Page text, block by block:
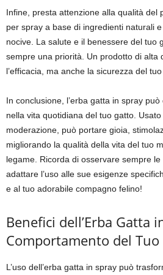
Infine, presta attenzione alla qualità del
per spray a base di ingredienti naturali
nocive. La salute e il benessere del tuo
sempre una priorità. Un prodotto di alta
l’efficacia, ma anche la sicurezza del
In conclusione, l’erba gatta in spray
nella vita quotidiana del tuo gatto.
moderazione, può portare gioia,
migliorando la qualità della vita del tuo
legame. Ricorda di osservare sempre
adattare l’uso alle sue esigenze
e al tuo adorabile compagno felino!
Benefici dell’Erba Gatta
Comportamento del Tuo
L’uso dell’erba gatta in spray può